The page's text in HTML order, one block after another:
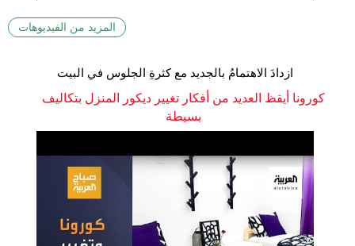
المزيد من الفيديوهات
ازدادَ الاهتمامُ بالجديد مع كثرةِ الجلوس في البيت
كورونا أيقظ العديد من أفكار تغيير ديكور المنزل بتكاليف
بسيطة